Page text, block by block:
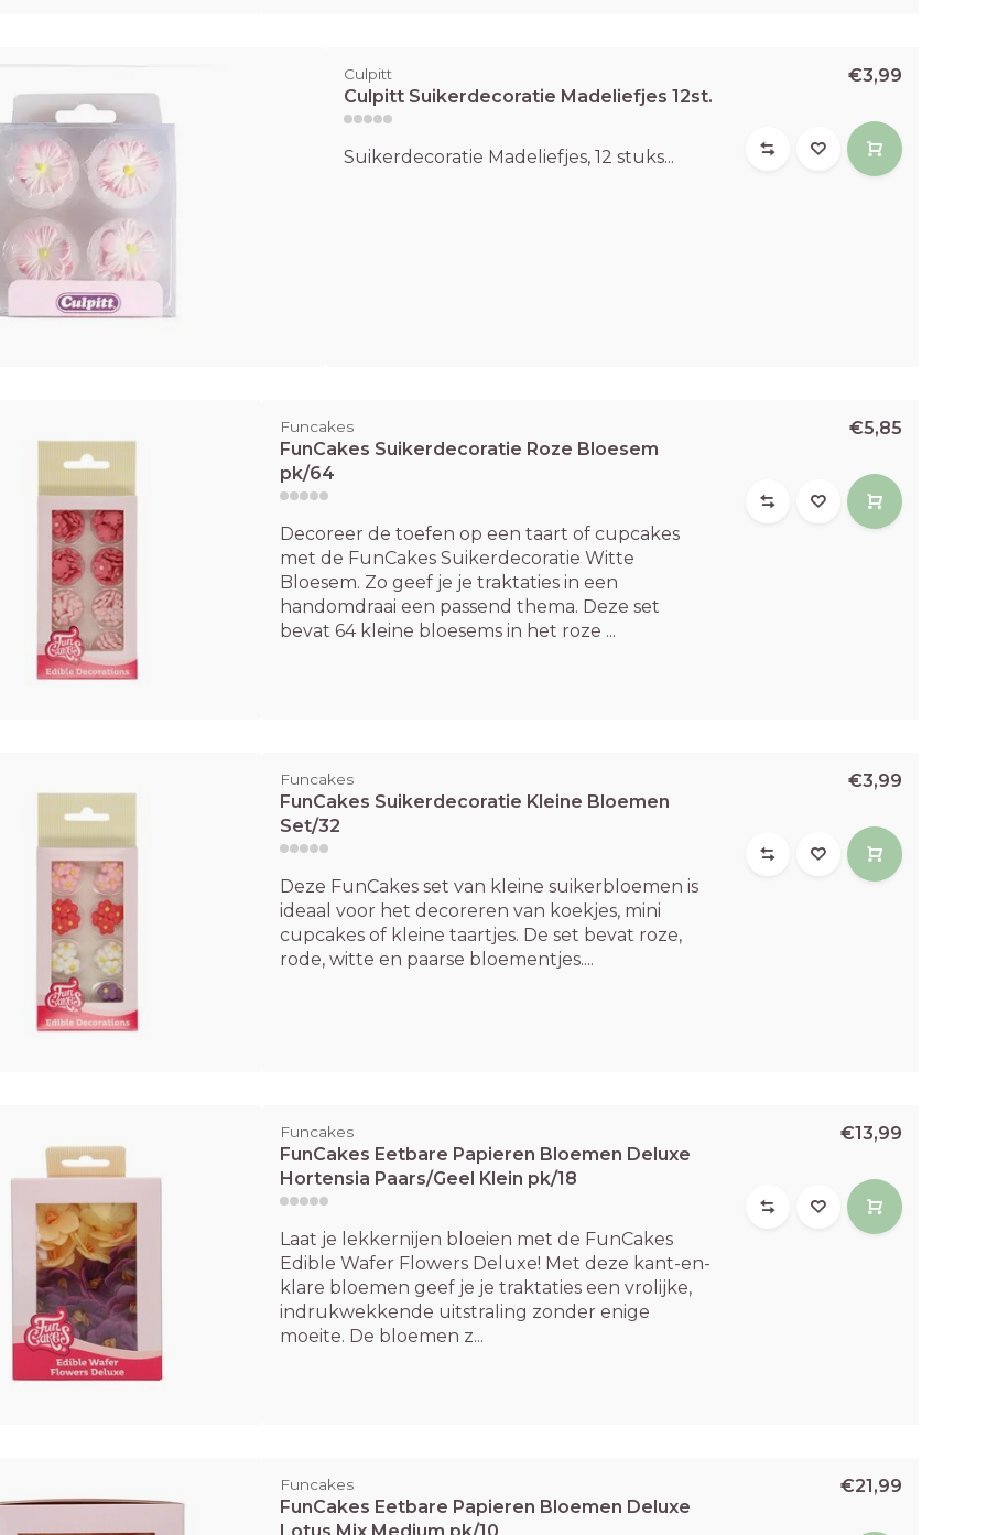
Culpitt
Culpitt Suikerdecoratie Madeliefjes 12st.
Suikerdecoratie Madeliefjes, 12 stuks...
€3,99
Funcakes
FunCakes Suikerdecoratie Roze Bloesem
pk/64
Decoreer de toefen op een taart of cupcakes
met de FunCakes Suikerdecoratie Witte
Bloesem. Zo geef je je traktaties in een
handomdraai een passend thema. Deze set
bevat 64 kleine bloesems in het roze ...
€5,85
Funcakes
FunCakes Suikerdecoratie Kleine Bloemen
Set/32
Deze FunCakes set van kleine suikerbloemen is
ideaal voor het decoreren van koekjes, mini
cupcakes of kleine taartjes. De set bevat roze,
rode, witte en paarse bloementjes....
€3,99
Funcakes
FunCakes Eetbare Papieren Bloemen Deluxe
Hortensia Paars/Geel Klein pk/18
Laat je lekkernijen bloeien met de FunCakes
Edible Wafer Flowers Deluxe! Met deze kant-en-
klare bloemen geef je je traktaties een vrolijke,
indrukwekkende uitstraling zonder enige
moeite. De bloemen z...
€13,99
Funcakes
FunCakes Eetbare Papieren Bloemen Deluxe
€21,99